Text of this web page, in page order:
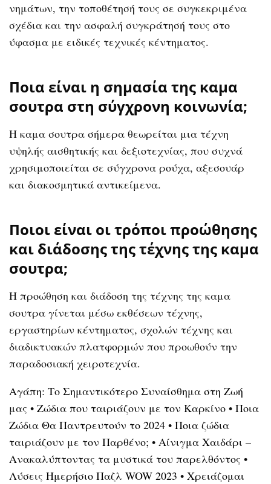
νημάτων, την τοποθέτησή τους σε συγκεκριμένα
σχέδια και την ασφαλή συγκράτησή τους στο
ύφασμα με ειδικές τεχνικές κέντηματος.
Ποια είναι η σημασία της καμα
σουτρα στη σύγχρονη κοινωνία;
Η καμα σουτρα σήμερα θεωρείται μια τέχνη
υψηλής αισθητικής και δεξιοτεχνίας, που συχνά
χρησιμοποιείται σε σύγχρονα ρούχα, αξεσουάρ
και διακοσμητικά αντικείμενα.
Ποιοι είναι οι τρόποι προώθησης
και διάδοσης της τέχνης της καμα
σουτρα;
Η προώθηση και διάδοση της τέχνης της καμα
σουτρα γίνεται μέσω εκθέσεων τέχνης,
εργαστηρίων κέντηματος, σχολών τέχνης και
διαδικτυακών πλατφορμών που προωθούν την
παραδοσιακή χειροτεχνία.
Αγάπη: Το Σημαντικότερο Συναίσθημα στη Ζωή
μας • Ζώδια που ταιριάζουν με τον Καρκίνο • Ποια
Ζώδια Θα Παντρευτούν το 2024 • Ποια ζώδια
ταιριάζουν με τον Παρθένο; • Αίνιγμα Χαιδάρι –
Ανακαλύπτοντας τα μυστικά του παρελθόντος •
Λύσεις Ημερήσιο Παζλ WOW 2023 • Χρειάζομαι